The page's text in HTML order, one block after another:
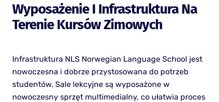
Wyposażenie I Infrastruktura Na
Terenie Kursów Zimowych
Infrastruktura NLS Norwegian Language School jest
nowoczesna i dobrze przystosowana do potrzeb
studentów. Sale lekcyjne są wyposażone w
nowoczesny sprzęt multimedialny, co ułatwia proces